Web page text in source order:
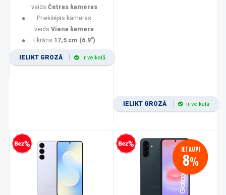
veids:Četras kameras
Priekšējās kameras
veids:Viena kamera
Ekrāns:17,5 cm (6.9")
IELIKT GROZĀ Ir veikalā
IELIKT GROZĀ Ir veikalā
kredīts Bezprocentu kredīts IETAUPI
8%